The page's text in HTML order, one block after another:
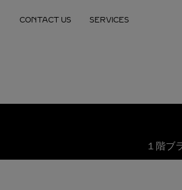
CONTACT US SERVICES
１階ブ